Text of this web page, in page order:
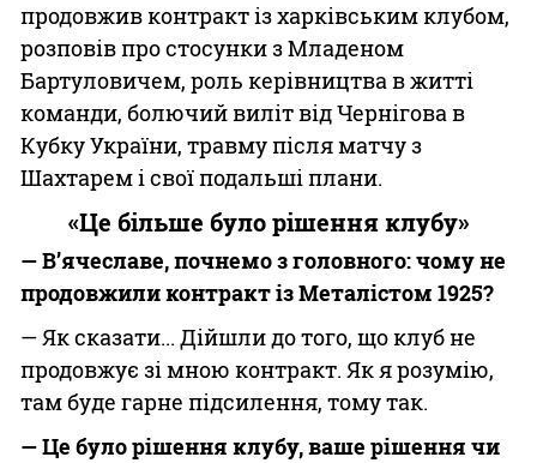
продовжив контракт із харківським клубом,
розповів про стосунки з Младеном
Бартуловичем, роль керівництва в житті
команди, болючий виліт від Чернігова в
Кубку України, травму після матчу з
Шахтарем і свої подальші плани.
«Це більше було рішення клубу»
— В’ячеславе, почнемо з головного: чому не
продовжили контракт із Металістом 1925?
— Як сказати... Дійшли до того, що клуб не
продовжує зі мною контракт. Як я розумію,
там буде гарне підсилення, тому так.
— Це було рішення клубу, ваше рішення чи